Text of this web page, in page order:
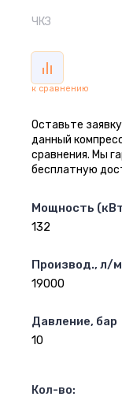
ЧКЗ
к сравнению
Оставьте
данный
сравнения. Мы
бесплатную
Мощность
132
Производ., л/
19000
Давление, бар
10
Кол-во: